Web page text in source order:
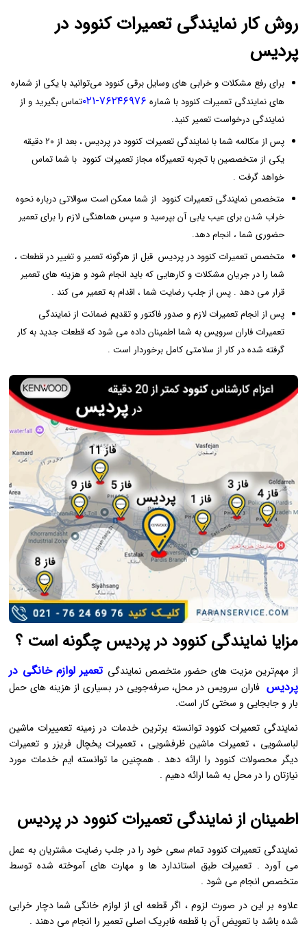
روش کار نمایندگی تعمیرات کنوود در
پردیس
برای رفع مشکلات و خرابی‌ های وسایل برقی کنوود می‌توانید با یکی از شماره‌
های نمایندگی تعمیرات کنوود با شماره ۷۶۲۴۶۹۷۶-۰۲۱
تماس بگیرید و از
نمایندگی درخواست تعمیر کنید.
پس از مکالمه شما با نمایندگی تعمیرات کنوود در پردیس ، بعد از ۲۰ دقیقه
یکی از متخصصین با تجربه تعمیرگاه مجاز تعمیرات کنوود با شما تماس
خواهد گرفت .
متخصص نمایندگی تعمیرات کنوود از شما ممکن است سوالاتی درباره نحوه
خراب شدن برای عیب‌ یابی آن بپرسید و سپس هماهنگی لازم را برای تعمیر
حضوری شما ، انجام دهد.
متخصص تعمیرات کنوود در پردیس قبل از هرگونه تعمیر و تغییر در قطعات ،
شما را در جریان مشکلات و کارهایی که باید انجام شود و هزینه‌ های تعمیر
قرار می‌ دهد . پس از جلب رضایت شما ، اقدام به تعمیر می‌ کند .
پس از انجام تعمیرات لازم و صدور فاکتور و تقدیم ضمانت از نمایندگی
تعمیرات فاران سرویس به شما اطمینان داده می‌ شود که قطعات جدید به کار
گرفته شده در کار از سلامتی کامل برخوردار است .
مزایا نمایندگی کنوود در پردیس چگونه است ؟
از مهم‌ترین مزیت‌ های حضور متخصص نمایندگی تعمیر لوازم خانگی در
پردیس فاران سرویس در محل، صرفه‌جویی در بسیاری از هزینه‌ های حمل
بار و جابجایی و سختی کار است.
نمایندگی تعمیرات کنوود توانسته برترین خدمات در زمینه تعمییرات ماشین
لباسشویی ، تعمیرات ماشین ظرفشویی ، تعمیرات یخچال فریزر و تعمیرات
دیگر محصولات کنوود را ارائه دهد . همچنین ما توانسته‌ ایم خدمات مورد
نیازتان را در محل به شما ارائه دهیم .
اطمینان از نمایندگی تعمیرات کنوود در پردیس
نمایندگی تعمیرات کنوود تمام سعی خود را در جلب رضایت مشتریان به عمل
می‌ آورد . تعمیرات طبق استاندارد ها و مهارت‌ های آموخته شده توسط
متخصص انجام می‌ شود .
علاوه بر این در صورت لزوم ، اگر قطعه‌ ای از لوازم خانگی شما دچار خرابی
شده باشد با تعویض آن با قطعه فابریک اصلی تعمیر را انجام می‌ دهند .